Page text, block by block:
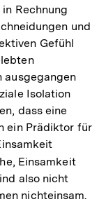
Rechnung
und
Gefühl
ausgegangen
Isolation
dass eine
ein Prädiktor für
Einsamkeit
also nicht
nichteinsam.